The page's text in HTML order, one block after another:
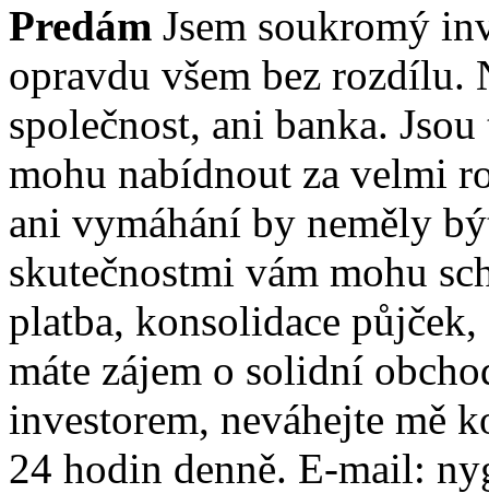
Predám Jsem soukromý
opravdu všem bez rozdílu.
společnost, ani banka.
mohu nabídnout za velmi
ani vymáhání by neměly
skutečnostmi vám mohu
platba, konsolidace
máte zájem o solidní
investorem, neváhejte mě
24 hodin denně. E-mail: